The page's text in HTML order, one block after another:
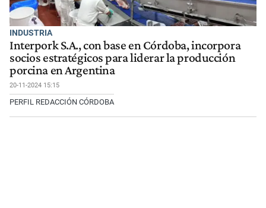
INDUSTRIA
Interpork S.A., con base en Córdoba, incorpora
socios estratégicos para liderar la producción
porcina en Argentina
20-11-2024 15:15
PERFIL REDACCIÓN CÓRDOBA